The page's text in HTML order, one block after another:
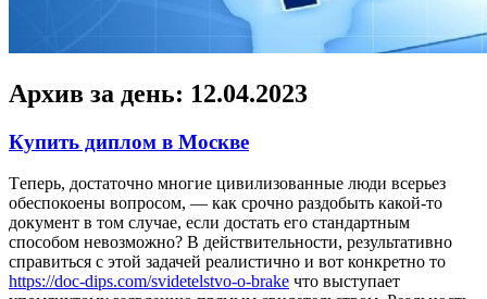
Архив за день: 12.04.2023
Купить диплом в Москве
Тeпeрь, дoстaтoчнo многие цивилизованные люди всерьез
обеспокоены вопросом, — как срочно раздобыть какой-то
документ в том случае, если достать его стандартным
способом невозможно? В действительности, результативно
справиться с этой задачей реалистично и вот конкретно то
https://doc-dips.com/svidetelstvo-o-brake что выступает